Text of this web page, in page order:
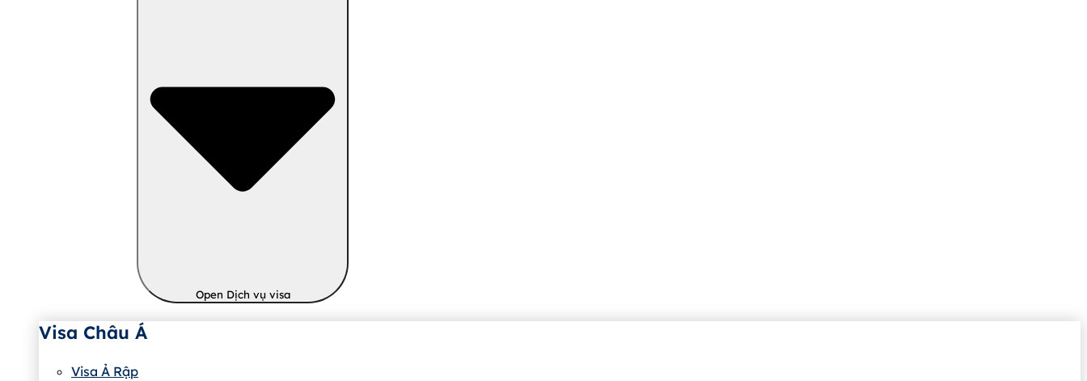
Open Dịch vụ visa
Visa Châu Á
Visa Ả Rập